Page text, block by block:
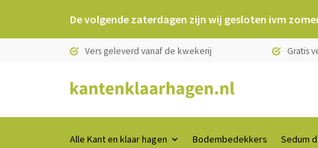
De volgende zaterdagen zijn wij gesloten ivm
Vers geleverd vanaf de kwekerij Gratis
Alle Kant en klaar hagen Bodembedekkers Sedum